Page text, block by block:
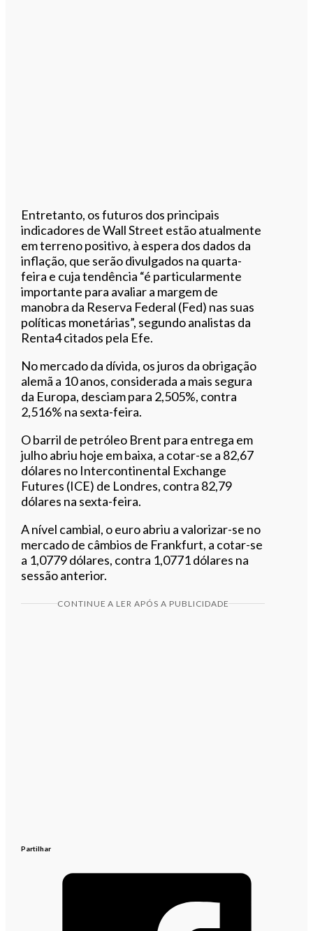
Entretanto, os futuros dos principais
indicadores de Wall Street estão atualmente
em terreno positivo, à espera dos dados da
inflação, que serão divulgados na quarta-
feira e cuja tendência “é particularmente
importante para avaliar a margem de
manobra da Reserva Federal (Fed) nas suas
políticas monetárias”, segundo analistas da
Renta4 citados pela Efe.
No mercado da dívida, os juros da obrigação
alemã a 10 anos, considerada a mais segura
da Europa, desciam para 2,505%, contra
2,516% na sexta-feira.
O barril de petróleo Brent para entrega em
julho abriu hoje em baixa, a cotar-se a 82,67
dólares no Intercontinental Exchange
Futures (ICE) de Londres, contra 82,79
dólares na sexta-feira.
A nível cambial, o euro abriu a valorizar-se no
mercado de câmbios de Frankfurt, a cotar-se
a 1,0779 dólares, contra 1,0771 dólares na
sessão anterior.
CONTINUE A LER APÓS A PUBLICIDADE
Partilhar